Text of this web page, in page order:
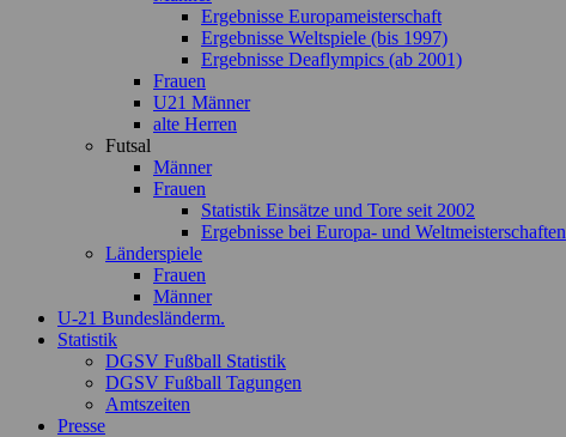
Ergebnisse Europameisterschaft
Ergebnisse Weltspiele (bis 1997)
Ergebnisse Deaflympics (ab 2001)
Frauen
U21 Männer
alte Herren
Futsal
Männer
Frauen
Statistik Einsätze und Tore seit 2002
Ergebnisse bei Europa- und Weltmeisterschaften
Länderspiele
Frauen
Männer
U-21 Bundesländerm.
Statistik
DGSV Fußball Statistik
DGSV Fußball Tagungen
Amtszeiten
Presse